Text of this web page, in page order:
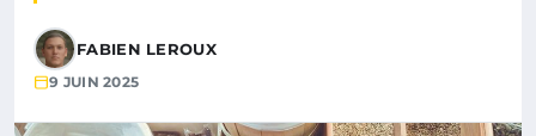
FABIEN LEROUX
9 JUIN 2025